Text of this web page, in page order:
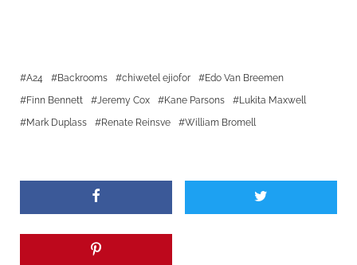
A24 Backrooms chiwetel ejiofor
Edo Van Breemen
Finn Bennett
Jeremy Cox Kane Parsons
Lukita Maxwell
Mark Duplass
Renate Reinsve William Bromell